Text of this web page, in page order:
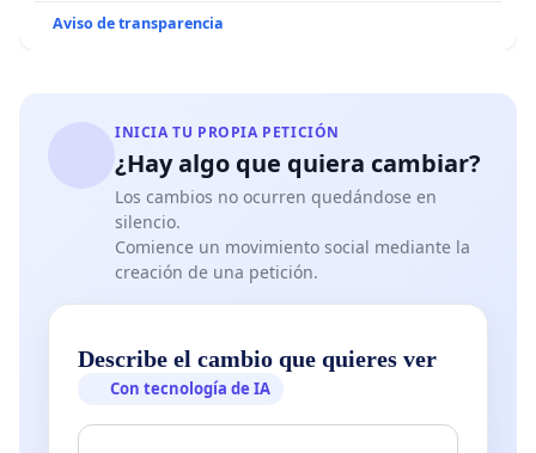
Aviso de transparencia
INICIA TU PROPIA PETICIÓN
¿Hay algo que quiera cambiar?
Los cambios no ocurren quedándose en
silencio.
Comience un movimiento social mediante la
creación de una petición.
Describe el cambio que quieres ver
Con tecnología de IA